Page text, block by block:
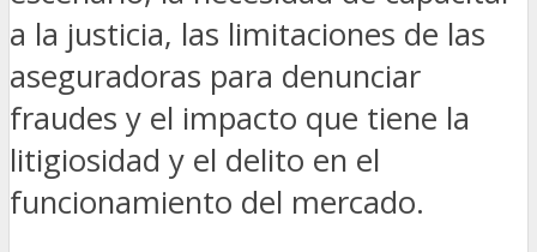
a la justicia, las limitaciones de las
aseguradoras para denunciar
fraudes y el impacto que tiene la
litigiosidad y el delito en el
funcionamiento del mercado.